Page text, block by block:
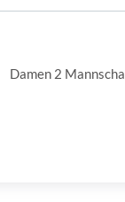
Damen 2